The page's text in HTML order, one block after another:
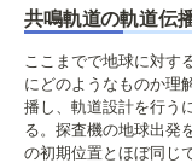
共鳴軌道の軌道伝
ここまでで地球に対す
にどのようなものか理
播し、軌道設計を行う
る。探査機の地球出発
の初期位置とほぼ同じ